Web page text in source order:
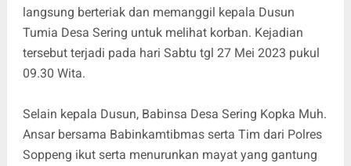
langsung berteriak dan memanggil kepala Dusun
Tumia Desa Sering untuk melihat korban. Kejadian
tersebut terjadi pada hari Sabtu tgl 27 Mei 2023 pukul
09.30 Wita.
Selain kepala Dusun, Babinsa Desa Sering Kopka Muh.
Ansar bersama Babinkamtibmas serta Tim dari Polres
Soppeng ikut serta menurunkan mayat yang gantung